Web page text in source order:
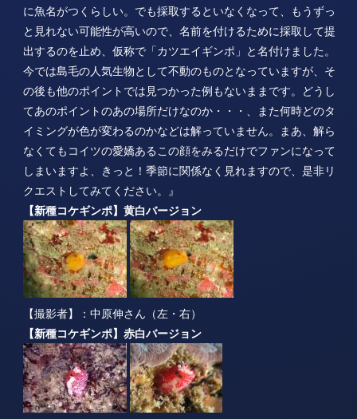
に魚名がつくらしい。でも採取するといなくなって、もうずっ
と見れない可能性が高いので、名前を付けるために採取して提
出するのを止め、仮称で「カツエイギンポ」と名付けました。
今では島毛の人気生物として不動のものとなっていますが、そ
の後も他のポイントでは見つかった例もないままです。どうし
てあのポイントのあの場所だけなのか・・・、また何時どのタ
イミングが色が変わるのかなどは解っていません。まあ、解ら
なくてもコイツの愛嬌あるこの顔をみるだけでファンになって
しまいますよ、きっと！季節に関係なく見れますので、是非リ
クエストしてみてください。』
【新種コケギンポ】黄白バージョン
【撮影者】：中原伸さん（左・右）
【新種コケギンポ】赤白バージョン